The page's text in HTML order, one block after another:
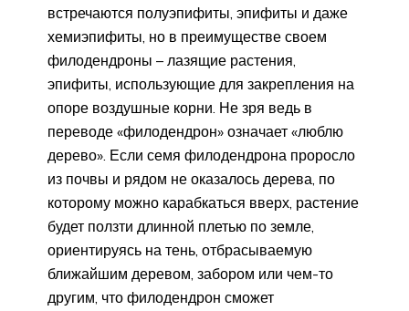
встречаются полуэпифиты, эпифиты и даже
хемиэпифиты, но в преимуществе своем
филодендроны – лазящие растения,
эпифиты, использующие для закрепления на
опоре воздушные корни. Не зря ведь в
переводе «филодендрон» означает «люблю
дерево». Если семя филодендрона проросло
из почвы и рядом не оказалось дерева, по
которому можно карабкаться вверх, растение
будет ползти длинной плетью по земле,
ориентируясь на тень, отбрасываемую
ближайшим деревом, забором или чем-то
другим, что филодендрон сможет